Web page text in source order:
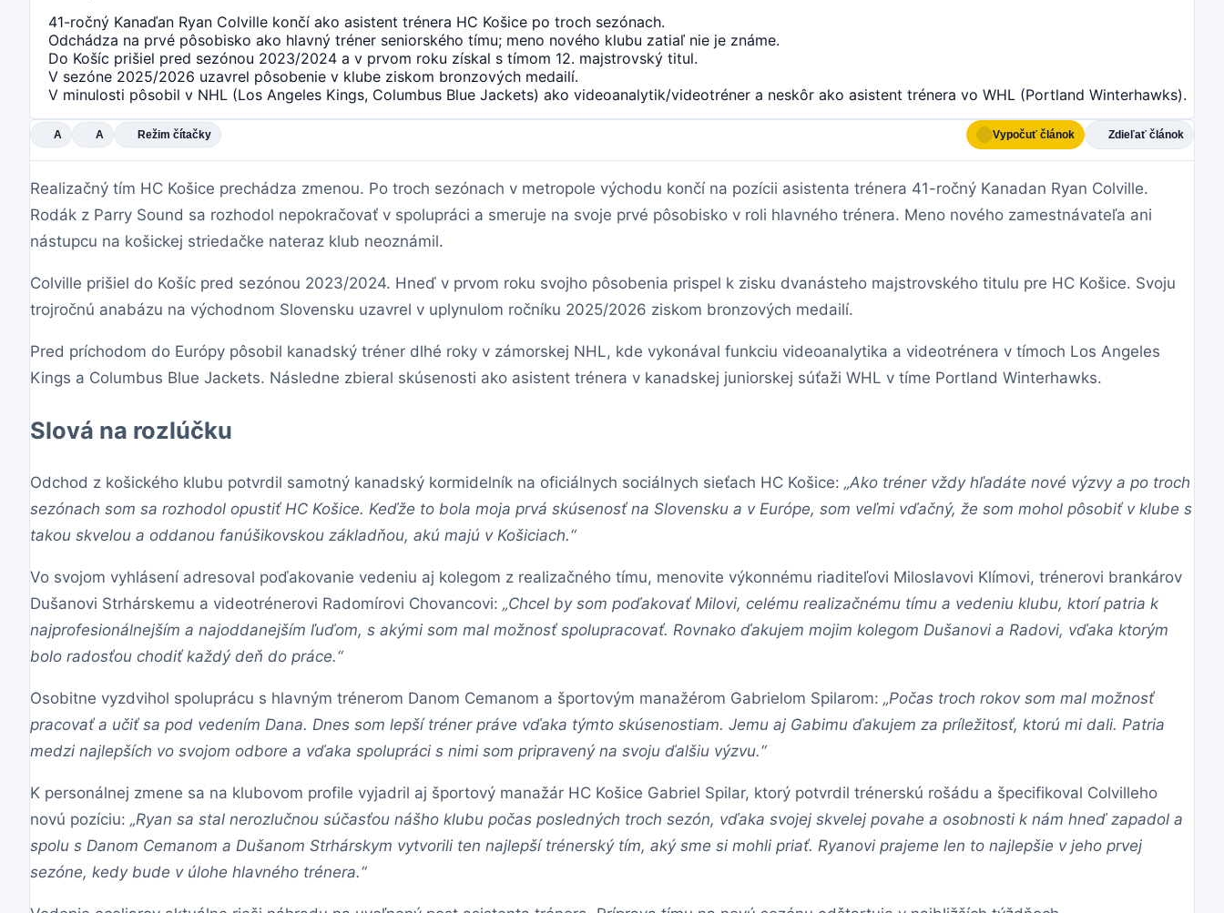
41-ročný Kanaďan Ryan Colville končí ako asistent trénera HC Košice po troch sezónach.
Odchádza na prvé pôsobisko ako hlavný tréner seniorského tímu; meno nového klubu zatiaľ nie je známe.
Do Košíc prišiel pred sezónou 2023/2024 a v prvom roku získal s tímom 12. majstrovský titul.
V sezóne 2025/2026 uzavrel pôsobenie v klube ziskom bronzových medailí.
V minulosti pôsobil v NHL (Los Angeles Kings, Columbus Blue Jackets) ako videoanalytik/videotréner a neskôr ako asistent trénera vo WHL (Portland Winterhawks).
A A Režim čítačky Vypočuť článok Zdieľať článok
Realizačný tím HC Košice prechádza zmenou. Po troch sezónach v metropole východu končí na pozícii asistenta trénera 41-ročný Kanadan Ryan Colville.
Rodák z Parry Sound sa rozhodol nepokračovať v spolupráci a smeruje na svoje prvé pôsobisko v roli hlavného trénera. Meno nového zamestnávateľa ani
nástupcu na košickej striedačke nateraz klub neoznámil.
Colville prišiel do Košíc pred sezónou 2023/2024. Hneď v prvom roku svojho pôsobenia prispel k zisku dvanásteho majstrovského titulu pre HC Košice. Svoju
trojročnú anabázu na východnom Slovensku uzavrel v uplynulom ročníku 2025/2026 ziskom bronzových medailí.
Pred príchodom do Európy pôsobil kanadský tréner dlhé roky v zámorskej NHL, kde vykonával funkciu videoanalytika a videotrénera v tímoch Los Angeles
Kings a Columbus Blue Jackets. Následne zbieral skúsenosti ako asistent trénera v kanadskej juniorskej súťaži WHL v tíme Portland Winterhawks.
Slová na rozlúčku
Odchod z košického klubu potvrdil samotný kanadský kormidelník na oficiálnych sociálnych sieťach HC Košice: „Ako tréner vždy hľadáte nové výzvy a po troch
sezónach som sa rozhodol opustiť HC Košice. Keďže to bola moja prvá skúsenosť na Slovensku a v Európe, som veľmi vďačný, že som mohol pôsobiť v klube s
takou skvelou a oddanou fanúšikovskou základňou, akú majú v Košiciach.“
Vo svojom vyhlásení adresoval poďakovanie vedeniu aj kolegom z realizačného tímu, menovite výkonnému riaditeľovi Miloslavovi Klímovi, trénerovi brankárov
Dušanovi Strhárskemu a videotrénerovi Radomírovi Chovancovi: „Chcel by som poďakovať Milovi, celému realizačnému tímu a vedeniu klubu, ktorí patria k
najprofesionálnejším a najoddanejším ľuďom, s akými som mal možnosť spolupracovať. Rovnako ďakujem mojim kolegom Dušanovi a Radovi, vďaka ktorým
bolo radosťou chodiť každý deň do práce.“
Osobitne vyzdvihol spoluprácu s hlavným trénerom Danom Cemanom a športovým manažérom Gabrielom Spilarom: „Počas troch rokov som mal možnosť
pracovať a učiť sa pod vedením Dana. Dnes som lepší tréner práve vďaka týmto skúsenostiam. Jemu aj Gabimu ďakujem za príležitosť, ktorú mi dali. Patria
medzi najlepších vo svojom odbore a vďaka spolupráci s nimi som pripravený na svoju ďalšiu výzvu.“
K personálnej zmene sa na klubovom profile vyjadril aj športový manažár HC Košice Gabriel Spilar, ktorý potvrdil trénerskú rošádu a špecifikoval Colvilleho
novú pozíciu: „Ryan sa stal nerozlučnou súčasťou nášho klubu počas posledných troch sezón, vďaka svojej skvelej povahe a osobnosti k nám hneď zapadol a
spolu s Danom Cemanom a Dušanom Strhárskym vytvorili ten najlepší trénerský tím, aký sme si mohli priať. Ryanovi prajeme len to najlepšie v jeho prvej
sezóne, kedy bude v úlohe hlavného trénera.“